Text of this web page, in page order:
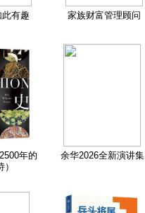
有趣 家族财富管理顾问
年的
余华2026全新演讲集